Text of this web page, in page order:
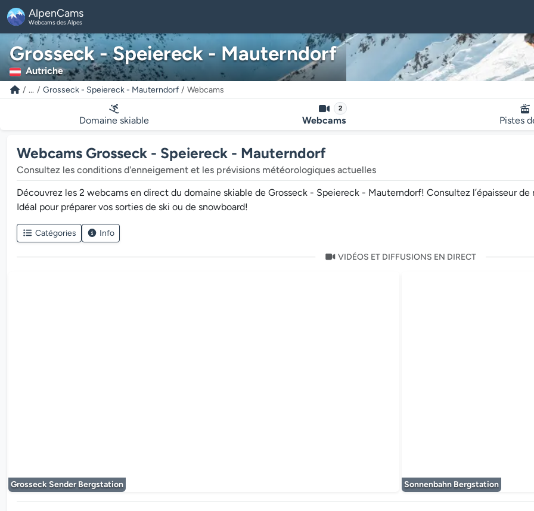
AlpenCams
Webcams des Alpes
Grosseck - Speiereck - Mauterndorf
Autriche
... Grosseck - Speiereck - Mauterndorf Webcams
Domaine skiable
2
Webcams Pistes
Webcams Grosseck - Speiereck - Mauterndorf
Consultez les conditions d'enneigement et les prévisions météorologiques actuelles
Découvrez les 2 webcams en direct du domaine skiable de Grosseck - Speiereck - Mauterndorf! Consultez l’épaisseur
Idéal pour préparer vos sorties de ski ou de snowboard!
Catégories Info
VIDÉOS ET DIFFUSIONS EN DIRECT
Grosseck Sender Bergstation Sonnenbahn Bergstation